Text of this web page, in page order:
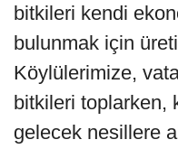
bitkileri kendi
bulunmak için
Köylülerimize,
bitkileri toplarken,
gelecek nesillere